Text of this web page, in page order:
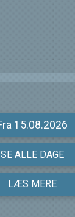
Fra 15.08.2026
SE ALLE DAGE
LÆS MERE